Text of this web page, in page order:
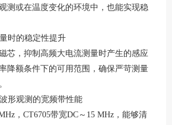
测或在温度变化的环境中，也能实现稳
时的稳定性提升
芯，抑制高频大电流测量时产生的感应
降额条件下的可用范围，确保严苛测量
形观测的宽频带性能
，CT6705带宽DC～15 MHz，能够清